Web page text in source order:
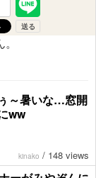
～暑いな…窓開
ww
kinako / 148 views